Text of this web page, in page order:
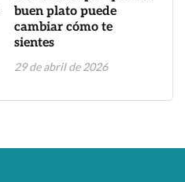
buen plato puede
cambiar cómo te
sientes
29 de abril de 2026